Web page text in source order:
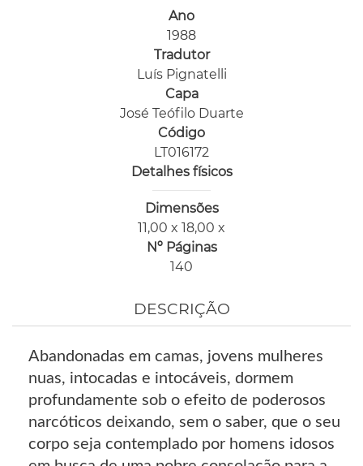
Ano
1988
Tradutor
Luís Pignatelli
Capa
José Teófilo Duarte
Código
LT016172
Detalhes físicos
Dimensões
11,00 x 18,00 x
Nº Páginas
140
DESCRIÇÃO
Abandonadas em camas, jovens mulheres
nuas, intocadas e intocáveis, dormem
profundamente sob o efeito de poderosos
narcóticos deixando, sem o saber, que o seu
corpo seja contemplado por homens idosos